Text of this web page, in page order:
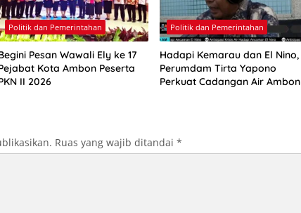
Politik dan Pemerintahan
Pesan Wawali Ely ke 17
Kota Ambon Peserta
II 2026
Politik dan Pemerintahan
Hadapi Kemarau dan El Nino,
Perumdam Tirta Yapono
Perkuat Cadangan Air Ambon
Ruas yang wajib ditandai *